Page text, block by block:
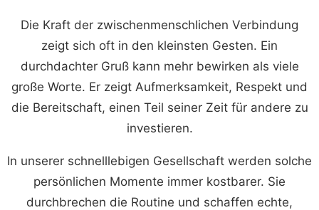
Die Kraft der zwischenmenschlichen Verbindung
zeigt sich oft in den kleinsten Gesten. Ein
durchdachter Gruß kann mehr bewirken als viele
große Worte. Er zeigt Aufmerksamkeit, Respekt und
die Bereitschaft, einen Teil seiner Zeit für andere zu
investieren.
In unserer schnelllebigen Gesellschaft werden solche
persönlichen Momente immer kostbarer. Sie
durchbrechen die Routine und schaffen echte,